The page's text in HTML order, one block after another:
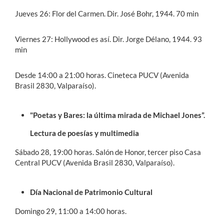
Jueves 26: Flor del Carmen. Dir. José Bohr, 1944. 70 min
Viernes 27: Hollywood es así. Dir. Jorge Délano, 1944. 93
min
Desde 14:00 a 21:00 horas. Cineteca PUCV (Avenida
Brasil 2830, Valparaíso).
"Poetas y Bares: la última mirada de Michael Jones”.
Lectura de poesías y multimedia
Sábado 28, 19:00 horas. Salón de Honor, tercer piso Casa
Central PUCV (Avenida Brasil 2830, Valparaíso).
Día Nacional de Patrimonio Cultural
Domingo 29, 11:00 a 14:00 horas.